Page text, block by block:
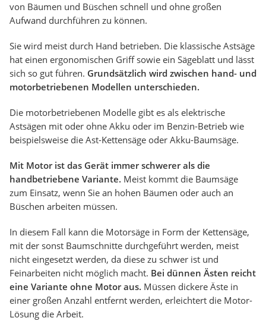
von Bäumen und Büschen schnell und ohne großen
Aufwand durchführen zu können.
Sie wird meist durch Hand betrieben. Die klassische Astsäge
hat einen ergonomischen Griff sowie ein Sägeblatt und lässt
sich so gut führen. Grundsätzlich wird zwischen hand- und
motorbetriebenen Modellen unterschieden.
Die motorbetriebenen Modelle gibt es als elektrische
Astsägen mit oder ohne Akku oder im Benzin-Betrieb wie
beispielsweise die Ast-Kettensäge oder Akku-Baumsäge.
Mit Motor ist das Gerät immer schwerer als die
handbetriebene Variante. Meist kommt die Baumsäge
zum Einsatz, wenn Sie an hohen Bäumen oder auch an
Büschen arbeiten müssen.
In diesem Fall kann die Motorsäge in Form der Kettensäge,
mit der sonst Baumschnitte durchgeführt werden, meist
nicht eingesetzt werden, da diese zu schwer ist und
Feinarbeiten nicht möglich macht. Bei dünnen Ästen reicht
eine Variante ohne Motor aus. Müssen dickere Äste in
einer großen Anzahl entfernt werden, erleichtert die Motor-
Lösung die Arbeit.